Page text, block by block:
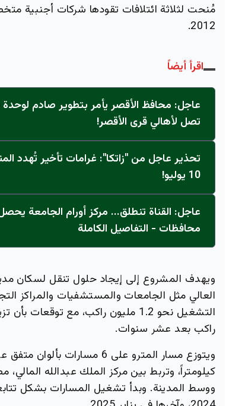
مُنحت لثلاثة ائتلافات تقودها شركات أجنبية
2012.
اقرأ أيضاً
عاجل: محافظ الأقصر يأمر بتطوير صادم
تصل لأهالي قرى الأقصر!
تحذير عاجل من "زاتكا": غرامات تأخير تُهدد
10 يوليو!
محافظات - التفاصيل الكاملة
ويهدف المشروع إلى إيجاد حلول تنقل لسكان
العالي مثل الجامعات والمستشفيات والمراكز
راكب بعد عشر سنوات.
كيلومتراً، وتربط بين مركز الملك عبدالله المالي،
ووسط المدينة. وبدأ تشغيل المسارات بشكل